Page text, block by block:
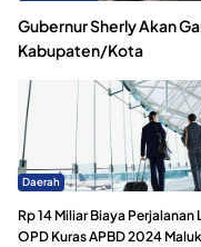
Gubernur Sherly Akan
Kabupaten/Kota
Daerah
Rp 14 Miliar Biaya Perjalanan
OPD Kuras APBD 2024